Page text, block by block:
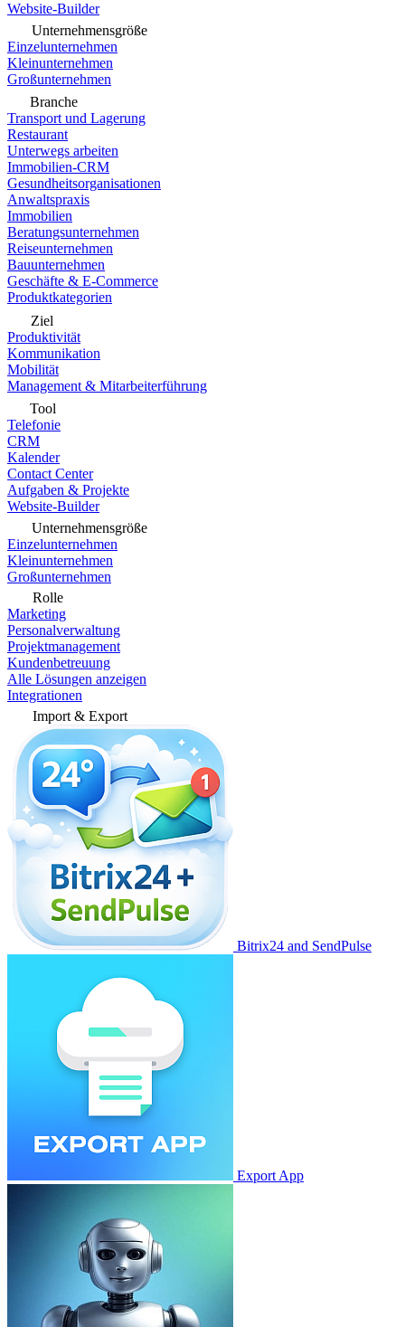
Website-Builder
Unternehmensgröße
Einzelunternehmen
Kleinunternehmen
Großunternehmen
Branche
Transport und Lagerung
Restaurant
Unterwegs arbeiten
Immobilien-CRM
Gesundheitsorganisationen
Anwaltspraxis
Immobilien
Beratungsunternehmen
Reiseunternehmen
Bauunternehmen
Geschäfte & E-Commerce
Produktkategorien
Ziel
Produktivität
Kommunikation
Mobilität
Management & Mitarbeiterführung
Tool
Telefonie
CRM
Kalender
Contact Center
Aufgaben & Projekte
Website-Builder
Unternehmensgröße
Einzelunternehmen
Kleinunternehmen
Großunternehmen
Rolle
Marketing
Personalverwaltung
Projektmanagement
Kundenbetreuung
Alle Lösungen anzeigen
Integrationen
Import & Export
Bitrix24 and SendPulse
Export App